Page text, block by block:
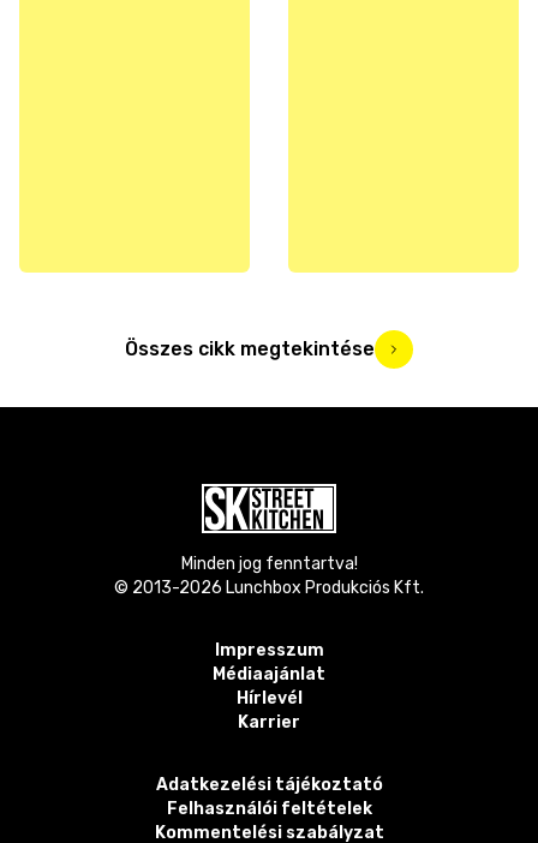
Összes cikk megtekintése
Minden jog fenntartva!
© 2013-2026 Lunchbox Produkciós Kft.
Impresszum
Médiaajánlat
Hírlevél
Karrier
Adatkezelési tájékoztató
Felhasználói feltételek
Kommentelési szabályzat